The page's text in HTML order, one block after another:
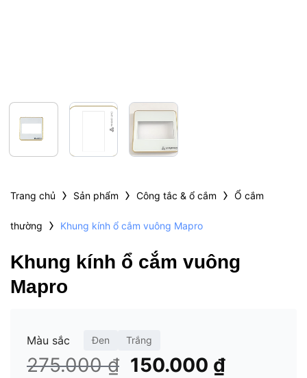
Trang chủ › Sản phẩm › Công tắc & ổ cắm › Ổ cắm
thường › Khung kính ổ cắm vuông Mapro
Khung kính ổ cắm vuông
Mapro
Màu sắc Đen Trắng
275.000₫ Giá
150.000 ₫Giá